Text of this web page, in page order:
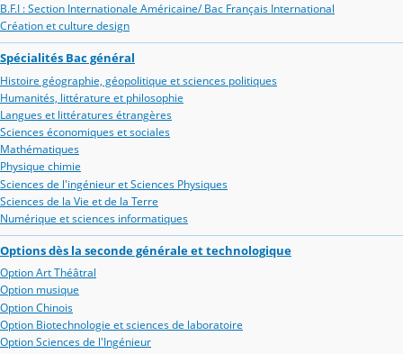
B.F.I : Section Internationale Américaine/ Bac Français International
Création et culture design
Spécialités Bac général
Histoire géographie, géopolitique et sciences politiques
Humanités, littérature et philosophie
Langues et littératures étrangères
Sciences économiques et sociales
Mathématiques
Physique chimie
Sciences de l'ingénieur et Sciences Physiques
Sciences de la Vie et de la Terre
Numérique et sciences informatiques
Options dès la seconde générale et technologique
Option Art Théâtral
Option musique
Option Chinois
Option Biotechnologie et sciences de laboratoire
Option Sciences de l'Ingénieur